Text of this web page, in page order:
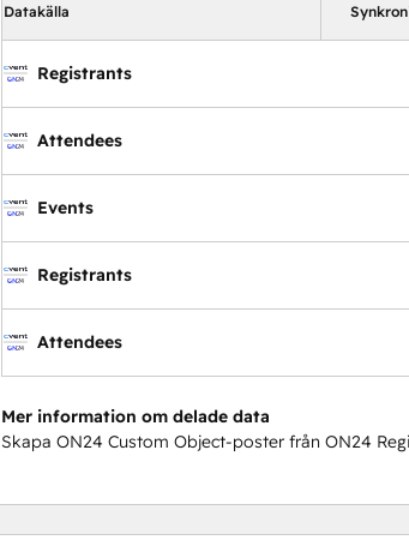
Datakälla
Registrants
Attendees
Events
Registrants
Attendees
Mer information om delade data
Skapa ON24 Custom Object-poster från ON24